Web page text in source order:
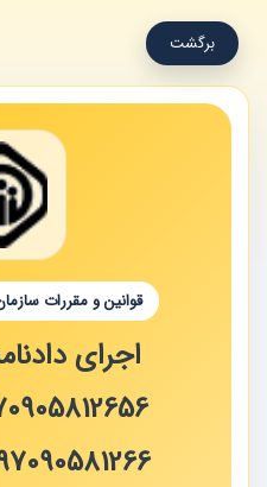
برگشت
قوانین و مقررات
اجرای